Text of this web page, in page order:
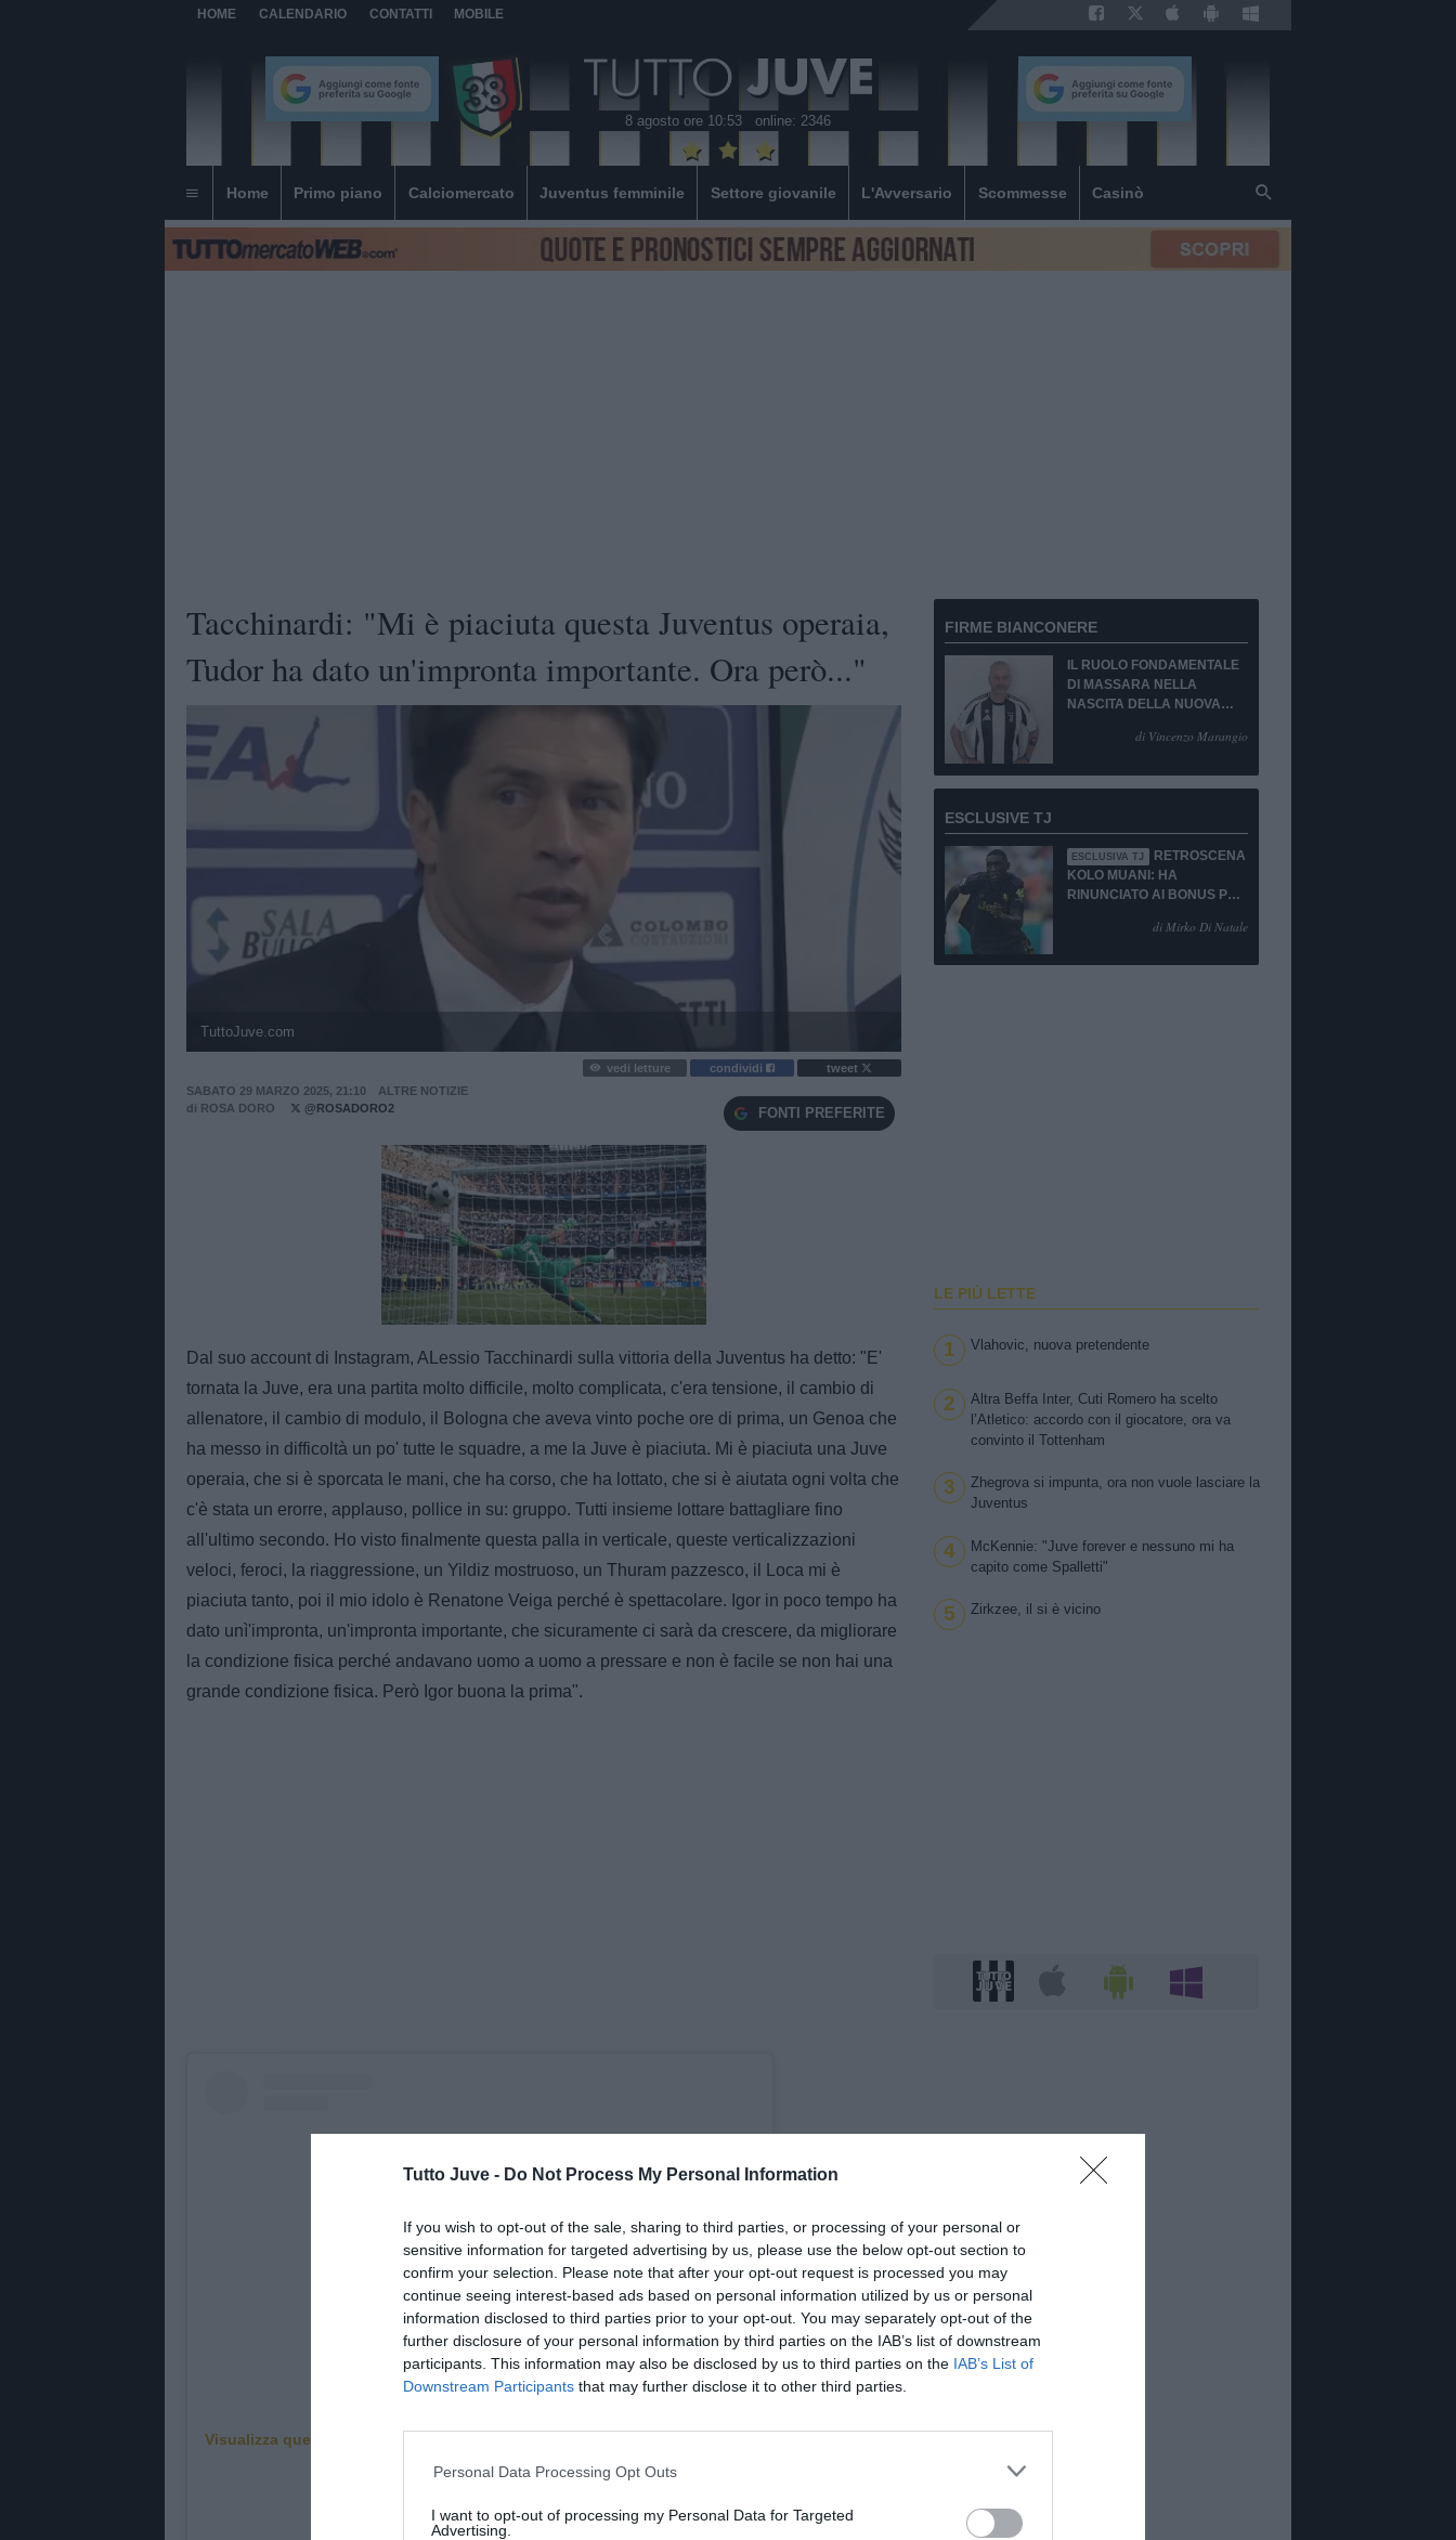
Tutto Juve - Do Not Process My Personal Information
If you wish to opt-out of the sale, sharing to third parties, or processing of your personal or
sensitive information for targeted advertising by us, please use the below opt-out section to
confirm your selection. Please note that after your opt-out request is processed you may
continue seeing interest-based ads based on personal information utilized by us or personal
information disclosed to third parties prior to your opt-out. You may separately opt-out of the
further disclosure of your personal information by third parties on the IAB’s list of downstream
participants. This information may also be disclosed by us to third parties on the IAB’s List of
Downstream Participants that may further disclose it to other third parties.
Personal Data Processing Opt Outs
I want to opt-out of processing my Personal Data for Targeted
Advertising.
HOME CALENDARIO CONTATTI MOBILE
8 agosto ore 10:53 online: 2346
Home Primo piano Calciomercato Juventus femminile Settore giovanile L'Avversario Scommesse Casinò
Tacchinardi: "Mi è piaciuta questa Juventus operaia,
Tudor ha dato un'impronta importante. Ora però..."
TuttoJuve.com
vedi letture condividi
tweet
SABATO 29 MARZO 2025, 21:10
ALTRE NOTIZIE
di ROSA DORO @ROSADORO2 FONTI PREFERITE
Loaded
100.00%
Dal suo account di Instagram, ALessio Tacchinardi sulla vittoria della Juventus ha detto: "E'
tornata la Juve, era una partita molto difficile, molto complicata, c'era tensione, il cambio di
allenatore, il cambio di modulo, il Bologna che aveva vinto poche ore di prima, un Genoa che
ha messo in difficoltà un po' tutte le squadre, a me la Juve è piaciuta. Mi è piaciuta una Juve
operaia, che si è sporcata le mani, che ha corso, che ha lottato, che si è aiutata ogni volta che
c'è stata un erorre, applauso, pollice in su: gruppo. Tutti insieme lottare battagliare fino
all'ultimo secondo. Ho visto finalmente questa palla in verticale, queste verticalizzazioni
veloci, feroci, la riaggressione, un Yildiz mostruoso, un Thuram pazzesco, il Loca mi è
piaciuta tanto, poi il mio idolo è Renatone Veiga perché è spettacolare. Igor in poco tempo ha
dato unì'impronta, un'impronta importante, che sicuramente ci sarà da crescere, da migliorare
la condizione fisica perché andavano uomo a uomo a pressare e non è facile se non hai una
grande condizione fisica. Però Igor buona la prima".
Visualizza questo post su Instagram
FIRME BIANCONERE
IL RUOLO FONDAMENTALE
DI MASSARA NELLA
NASCITA DELLA NUOVA
di Vincenzo Marangio
ESCLUSIVE TJ
ESCLUSIVA TJ
RETROSCENA
KOLO MUANI: HA
RINUNCIATO AI BONUS PUR
di Mirko Di Natale
LE PIÙ LETTE
1 Vlahovic, nuova pretendente
2
Altra Beffa Inter, Cuti Romero ha scelto
l’Atletico: accordo con il giocatore, ora va
convinto il Tottenham
3
Zhegrova si impunta, ora non vuole lasciare la
Juventus
4
McKennie: "Juve forever e nessuno mi ha
capito come Spalletti"
5 Zirkzee, il si è vicino